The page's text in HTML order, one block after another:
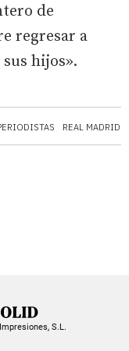
REAL MADRID
de
regresar a
hijos».
S.L.